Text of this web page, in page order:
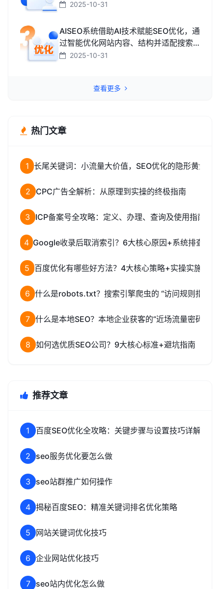
搜索引擎中排名靠前，获取海外精准流
2025-10-31
AISEO系统借助AI技术赋能SEO优化，通
过智能优化网站内容、结构并适配搜索
引擎规则，助力网站快速提升排名，从
2025-10-31
查看更多
热门文章
1 长尾关键词：小流量大价值，SEO优化的隐形黄金矿
2 CPC广告全解析：从原理到实操的终极指南
3 ICP备案号全攻略：定义、办理、查询及使用指南
4 Google收录后取消索引？6大核心原因+系统排查解
5 百度优化有哪些好方法？4大核心策略+实操实施指南
6 什么是robots.txt？搜索引擎爬虫的 “访问规则指南”
7 什么是本地SEO？本地企业获客的“近场流量密码”
8 如何选优质SEO公司？9大核心标准+避坑指南
推荐文章
1 百度SEO优化全攻略：关键步骤与设置技巧详解
2 seo服务优化要怎么做
3 seo站群推广如何操作
4 揭秘百度SEO：精准关键词排名优化策略
5 网站关键词优化技巧
6 企业网站优化技巧
7 seo站内优化怎么做